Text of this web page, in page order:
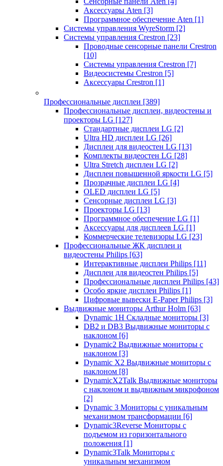
Аксессуары Aten [3]
Программное обеспечение Aten [1]
Системы управления WyreStorm [2]
Системы управления Crestron [23]
Проводные сенсорные панели Crestron
[10]
Системы управления Crestron [7]
Видеосистемы Crestron [5]
Аксессуары Crestron [1]
Профессиональные дисплеи [389]
Профессиональные дисплеи, видеостены и
проекторы LG [127]
Стандартные дисплеи LG [2]
Ultra HD дисплеи LG [26]
Дисплеи для видеостен LG [13]
Комплекты видеостен LG [28]
Ultra Stretch дисплеи LG [2]
Дисплеи повышенной яркости LG [5]
Прозрачные дисплеи LG [4]
OLED дисплеи LG [5]
Сенсорные дисплеи LG [3]
Проекторы LG [13]
Программное обеспечение LG [1]
Аксессуары для дисплеев LG [1]
Коммерческие телевизоры LG [23]
Профессиональные ЖК дисплеи и
видеостены Philips [63]
Интерактивные дисплеи Philips [11]
Дисплеи для видеостен Philips [5]
Профессиональные дисплеи Philips [43]
Особо яркие дисплеи Philips [1]
Цифровые вывески E-Paper Philips [3]
Выдвижные мониторы Arthur Holm [63]
Dynamic 1Н Складные мониторы [3]
DB2 и DB3 Выдвижные мониторы с
наклоном [6]
Dynamic2 Выдвижные мониторы с
наклоном [3]
Dynamic X2 Выдвижные мониторы с
наклоном [8]
DynamicX2Talk Выдвижные мониторы
с наклоном и выдвижным микрофоном
[2]
Dynamic 3 Мониторы с уникальным
механизмом трансформации [6]
Dynamic3Reverse Мониторы с
подъемом из горизонтального
положения [1]
Dynamic3Talk Мониторы с
уникальным механизмом